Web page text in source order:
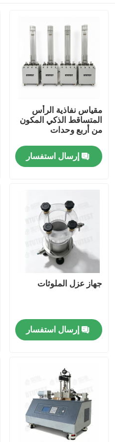
منزل
حول بنا
جولة في المعمل
ضبط الجودة
طلب اقتباس
آلة اختبار عالمية
آلة اختبار التربة
آلة اختبار الخرسانة
مقياس نفاذية الرأس
المتساقط الذكي المكون
من أربع وحدات
إرسال استفسار
جهاز عزل الملوثات
إرسال استفسار